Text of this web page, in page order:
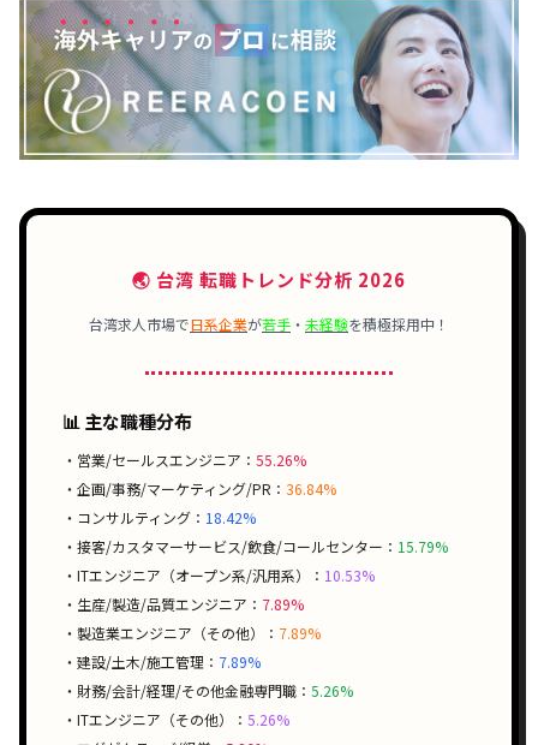
🌏 台湾 転職トレンド分析 2026
台湾求人市場で日系企業が若手 ・ 未経験を積極採用中！
📊 主な職種分布
・営業/セールスエンジニア： 55.26%
・企画/事務/マーケティング/PR： 36.84%
・コンサルティング： 18.42%
・接客/カスタマーサービス/飲食/コールセンター： 15.79%
・ITエンジニア（オープン系/汎用系）： 10.53%
・生産/製造/品質エンジニア： 7.89%
・製造業エンジニア（その他）： 7.89%
・建設/土木/施工管理： 7.89%
・財務/会計/経理/その他金融専門職： 5.26%
・ITエンジニア（その他）： 5.26%